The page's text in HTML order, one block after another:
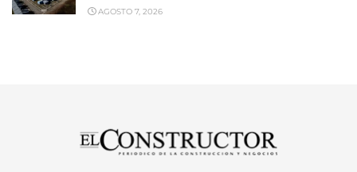
AGOSTO 7, 2026